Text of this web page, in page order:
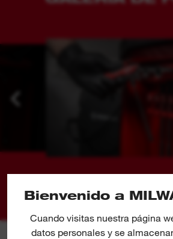
Bienvenido a
Cuando visitas nuestra página
datos personales y se
Bandeja magnética con
para una organización fácil y